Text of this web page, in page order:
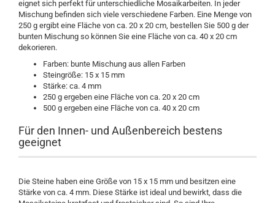
eignet sich perfekt für unterschiedliche Mosaikarbeiten. In jeder
Mischung befinden sich viele verschiedene Farben. Eine Menge von
250 g ergibt eine Fläche von ca. 20 x 20 cm, bestellen Sie 500 g der
bunten Mischung so können Sie eine Fläche von ca. 40 x 20 cm
dekorieren.
Farben: bunte Mischung aus allen Farben
Steingröße: 15 x 15 mm
Stärke: ca. 4 mm
250 g ergeben eine Fläche von ca. 20 x 20 cm
500 g ergeben eine Fläche von ca. 40 x 20 cm
Für den Innen- und Außenbereich bestens
geeignet
Die Steine haben eine Größe von 15 x 15 mm und besitzen eine
Stärke von ca. 4 mm. Diese Stärke ist ideal und bewirkt, dass die